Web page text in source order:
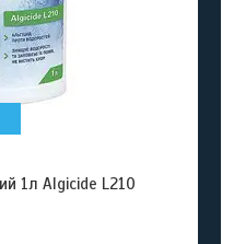
1л Algiсide L210